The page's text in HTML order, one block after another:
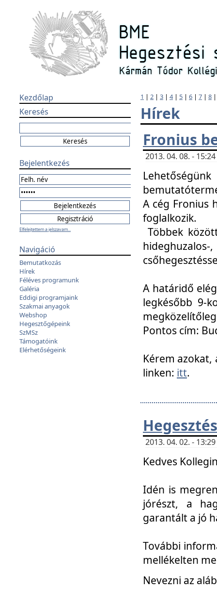
Kezdőlap
Keresés
Bejelentkezés
Elfelejtettem a jelszavam...
Navigáció
Bemutatkozás
Hírek
Féléves programunk
Galéria
Eddigi programjaink
Szakmai anyagok
Webshop
Hegesztőgépeink
SzMSz
Támogatóink
Elérhetőségeink
1 | 2 | 3 | 4| 5 | 6 | 7 | 8
Hírek
Fronius
2013. 04. 08. -
A cég Fronius
foglalkozik.
Többek
A határidő
legkésőbb 9-
Pontos cím:
Kérem azokat,
linken: itt.
2013. 04. 02. -
Kedves
Idén is
jórészt, a
garantált a jó
További
mellékelten
Nevezni az